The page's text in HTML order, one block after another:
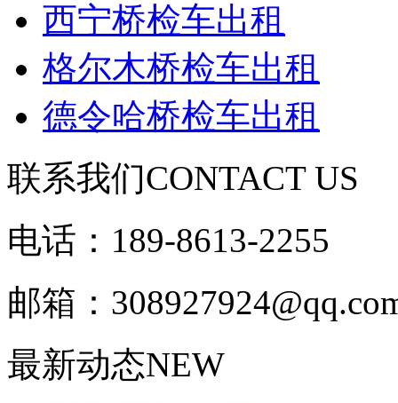
西宁桥检车出租
格尔木桥检车出租
德令哈桥检车出租
联系我们CONTACT US
电话：189-8613-2255
邮箱：
最新动态NEW